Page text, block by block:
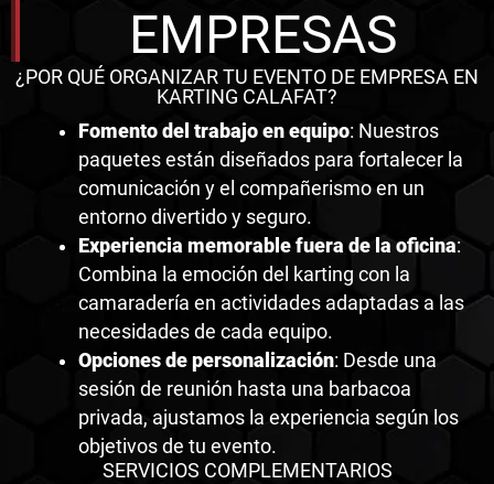
EMPRESAS
¿POR QUÉ ORGANIZAR TU EVENTO DE EMPRESA EN
KARTING CALAFAT?
Fomento del trabajo en equipo: Nuestros
paquetes están diseñados para fortalecer la
comunicación y el compañerismo en un
entorno divertido y seguro.
Experiencia memorable fuera de la oficina:
Combina la emoción del karting con la
camaradería en actividades adaptadas a las
necesidades de cada equipo.
Opciones de personalización: Desde una
sesión de reunión hasta una barbacoa
privada, ajustamos la experiencia según los
objetivos de tu evento.
SERVICIOS COMPLEMENTARIOS